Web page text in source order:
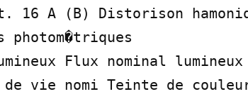
16 A (B) Distorison
photom�triques
Flux nominal
vie nomi Teinte de